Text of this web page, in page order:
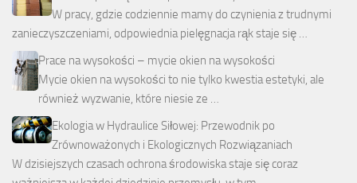
W pracy, gdzie codziennie mamy do czynienia z trudnymi
zanieczyszczeniami, odpowiednia pielęgnacja rąk staje się …
Prace na wysokości – mycie okien na wysokości
Mycie okien na wysokości to nie tylko kwestia estetyki, ale
również wyzwanie, które niesie ze …
Ekologia w Hydraulice Siłowej: Przewodnik po
Zrównoważonych i Ekologicznych Rozwiązaniach
W dzisiejszych czasach ochrona środowiska staje się coraz